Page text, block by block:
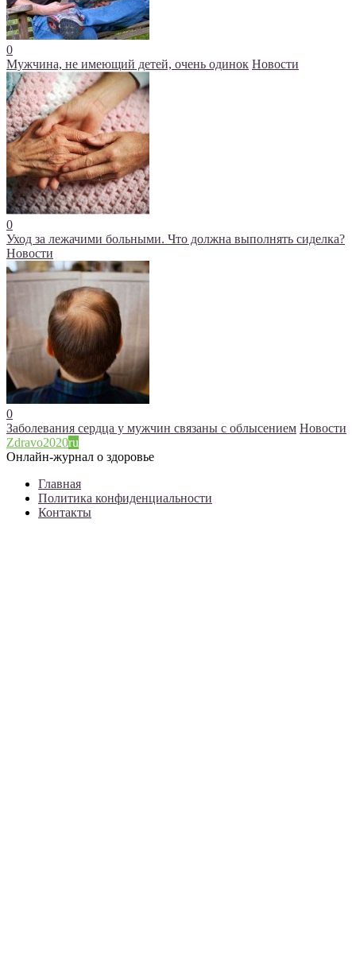
0
Мужчина, не имеющий детей, очень одинок Новости
0
Уход за лежачими больными. Что должна выполнять сиделка?
Новости
0
Заболевания сердца у мужчин связаны с облысением Новости
Zdravo2020ru
Онлайн-журнал о здоровье
Главная
Политика конфиденциальности
Контакты